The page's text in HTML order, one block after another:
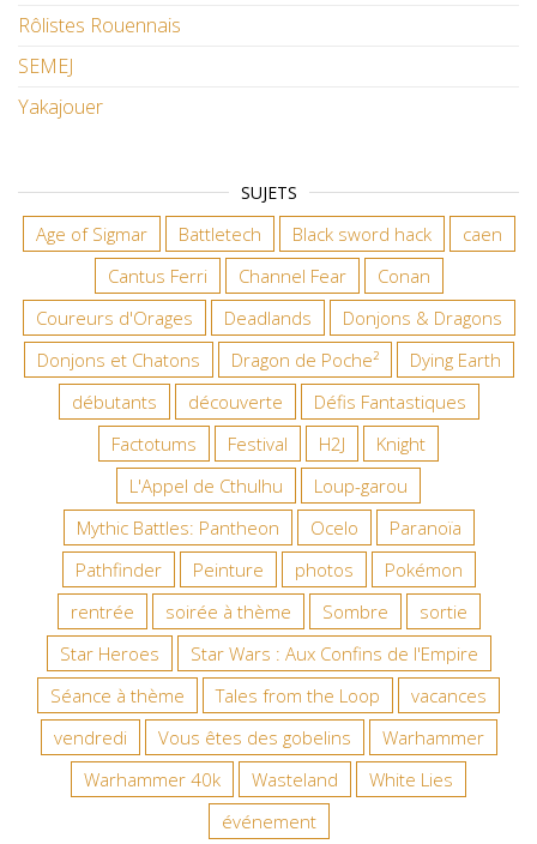
Rôlistes Rouennais
SEMEJ
Yakajouer
SUJETS
Age of Sigmar Battletech Black sword hack
caen
Cantus Ferri
Channel Fear
Conan
Coureurs d'Orages
Deadlands
Donjons & Dragons
Donjons et Chatons
Dragon de Poche²
Dying Earth
débutants
découverte
Défis Fantastiques
Factotums
Festival H2J
Knight
L'Appel de Cthulhu
Loup-garou
Mythic Battles: Pantheon
Ocelo
Paranoïa
Pathfinder
Peinture photos
Pokémon
rentrée
soirée à thème Sombre
sortie
Star Heroes
Star Wars : Aux Confins de l'Empire
Séance à thème
Tales from the Loop
vacances
vendredi
Vous êtes des gobelins
Warhammer
Warhammer 40k
Wasteland
White Lies
événement